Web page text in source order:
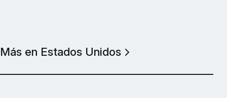
Más en Estados Unidos